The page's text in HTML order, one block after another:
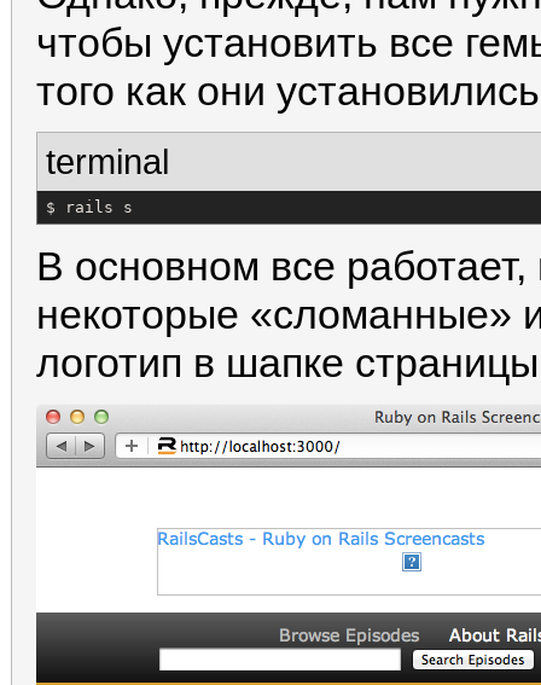
чтобы установить все
того как они
terminal
$ rails s
В основном все
некоторые «сломанные»
логотип в шапке